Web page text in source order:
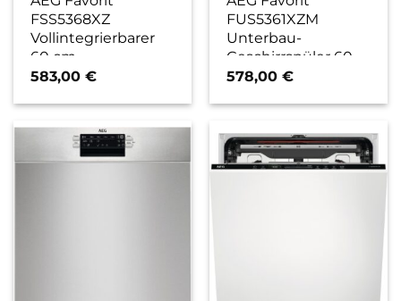
FSS5368XZ
Vollintegrierbarer
60 cm
Geschirrspüler / D
583,00€
FUS5361XZM
Unterbau-
Geschirrspüler 60
cm edelstahl / D
578,00€